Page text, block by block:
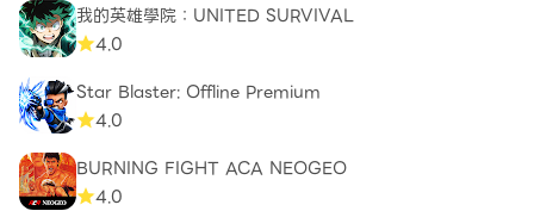
我的英雄學院：UNITED SURVIVAL
4.0
Star Blaster: Offline Premium
4.0
BURNING FIGHT ACA NEOGEO
4.0